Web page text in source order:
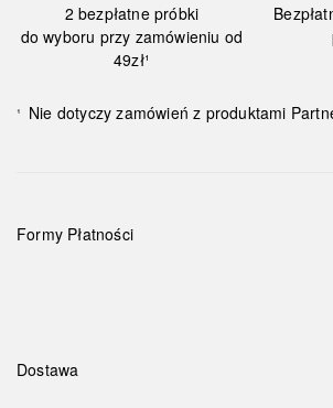
2 bezpłatne próbki
do wyboru przy zamówieniu od
49zł¹
¹ Nie dotyczy zamówień z produktami
Formy Płatności
Dostawa